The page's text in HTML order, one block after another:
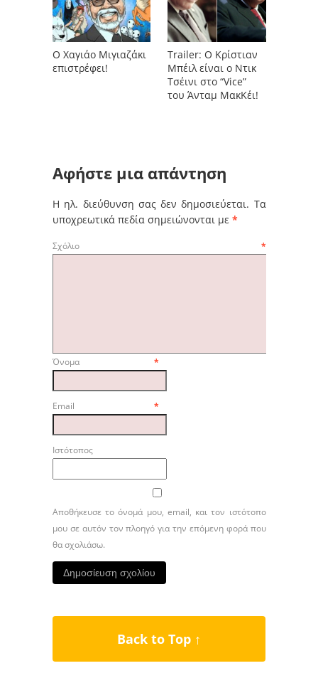
Ο Χαγιάο Μιγιαζάκι
επιστρέφει!
Trailer: Ο Κρίστιαν
Μπέιλ είναι ο Ντικ
Τσέινι στο “Vice”
του Άνταμ ΜακΚέι!
Αφήστε μια απάντηση
Η ηλ. διεύθυνση σας δεν δημοσιεύεται. Τα
υποχρεωτικά πεδία σημειώνονται με *
Σχόλιο *
Όνομα*
Email*
Ιστότοπος
Αποθήκευσε το όνομά μου, email, και τον ιστότοπο
μου σε αυτόν τον πλοηγό για την επόμενη φορά που
θα σχολιάσω.
Back to Top ↑